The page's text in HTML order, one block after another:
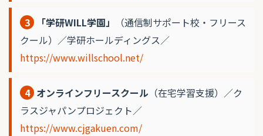
3 「学研WILL学園」
（通信制サポート校・フリース
クール）／学研ホールディングス／
https://www.willschool.net/
4 オンラインフリースクール （在宅学習支援）／ク
ラスジャパンプロジェクト／
https://www.cjgakuen.com/